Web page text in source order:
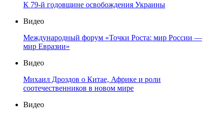
К 79-й годовщине освобождения Украины
Видео
Международный форум «Точки Роста: мир России —
мир Евразии»
Видео
Михаил Дроздов о Китае, Африке и роли
соотечественников в новом мире
Видео